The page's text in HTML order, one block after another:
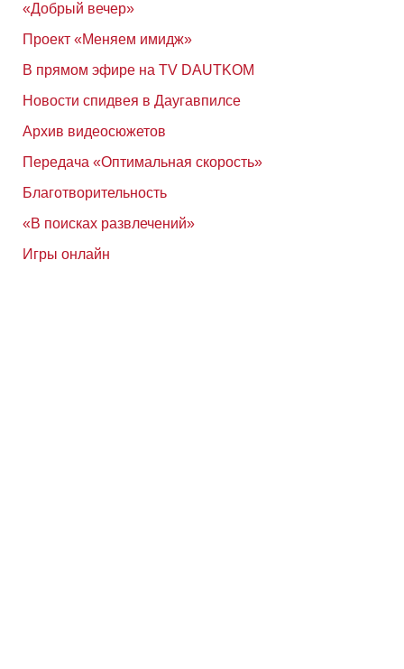
«Добрый вечер»
Проект «Меняем имидж»
В прямом эфире на TV DAUTKOM
Новости спидвея в Даугавпилсе
Архив видеосюжетов
Передача «Оптимальная скорость»
Благотворительность
«В поисках развлечений»
Игры онлайн